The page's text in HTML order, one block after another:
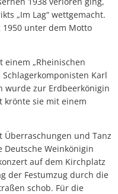
„Im Lag“ wettgemacht.
1950 unter dem Motto
einem „Rheinischen
Karl
wurde zur Erdbeerkönigin
krönte sie mit einem
Überraschungen und Tanz
Weinkönigin
auf dem Kirchplatz
der Festumzug durch die
schob. Für die